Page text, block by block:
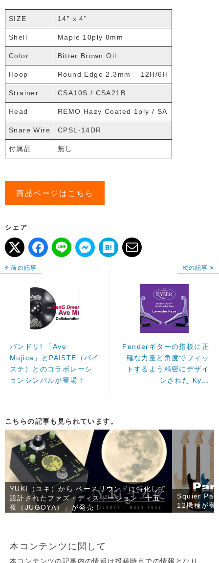
SIZE 14” x 4”
Shell Maple 10ply 8mm
Color Bitter Brown Oil
Hoop Round Edge 2.3mm – 12H/6H
Strainer CSA10S / CSA21B
Head REMO Hazy Coated 1ply / SA
Snare Wire CPSL-14DR
付属品 無し
商品ページはこちら
シェア
前の記事
バンドリ! 「Ave
Mujica」とPAISTE（パイ
ステ）とのコラボレーシ
ョンシンバルが登場！
次の記事
Fenderギターの指板に正
確な力量と角度でフィッ
トするよう精密にデザイ
ンされた Ky...
こちらの記事も見られています。
YUKI（ユキ）から ベースサウンドに特化して
設計されたファズ・ディストーション「十五
夜（JUGOYA）」が発売！
Squier
12機種が登
本コンテンツに関して
本コンテンツの記事内の情報は投稿時点での情報となり、